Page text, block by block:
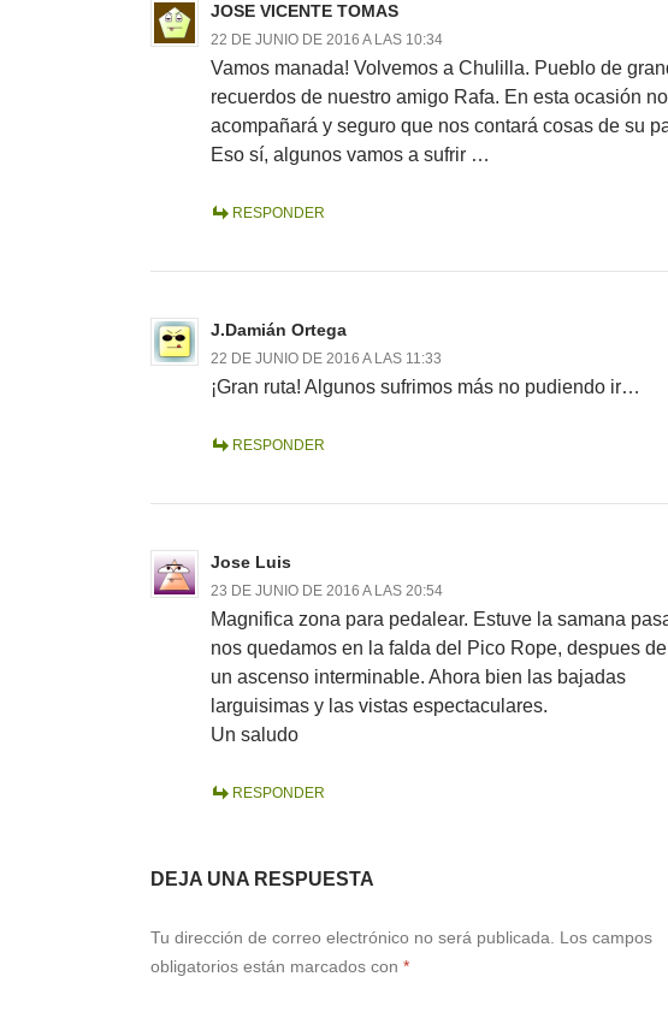
JOSE VICENTE TOMAS
22 DE JUNIO DE 2016 A LAS 10:34
Vamos manada! Volvemos a Chulilla. Pueblo de
recuerdos de nuestro amigo Rafa. En esta ocasión
acompañará y seguro que nos contará cosas de su
Eso sí, algunos vamos a sufrir …
RESPONDER
J.Damián Ortega
22 DE JUNIO DE 2016 A LAS 11:33
¡Gran ruta! Algunos sufrimos más no pudiendo ir…
RESPONDER
Jose Luis
23 DE JUNIO DE 2016 A LAS 20:54
Magnifica zona para pedalear. Estuve la samana
nos quedamos en la falda del Pico Rope, despues
un ascenso interminable. Ahora bien las bajadas
larguisimas y las vistas espectaculares.
Un saludo
RESPONDER
DEJA UNA RESPUESTA
Tu dirección de correo electrónico no será publicada.
Los campos
obligatorios están marcados con *